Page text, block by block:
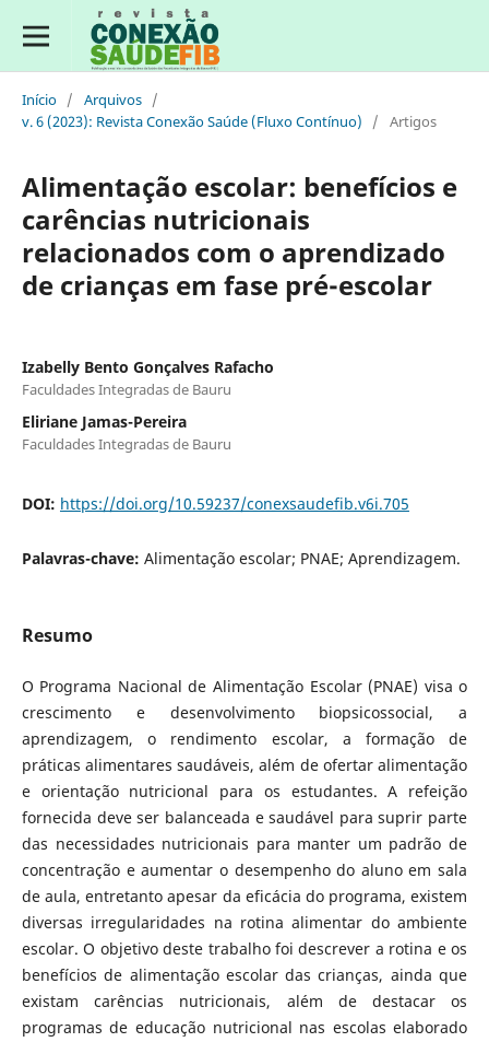
Início / Arquivos /
v. 6 (2023): Revista Conexão Saúde (Fluxo Contínuo)
/ Artigos
Alimentação escolar: benefícios e
carências nutricionais
relacionados com o aprendizado
de crianças em fase pré-escolar
Izabelly Bento Gonçalves Rafacho
Faculdades Integradas de Bauru
Eliriane Jamas-Pereira
Faculdades Integradas de Bauru
DOI: https://doi.org/10.59237/conexsaudefib.v6i.705
Palavras-chave: Alimentação escolar; PNAE; Aprendizagem.
Resumo
O Programa Nacional de Alimentação Escolar (PNAE) visa o
crescimento e desenvolvimento biopsicossocial, a
aprendizagem, o rendimento escolar, a formação de
práticas alimentares saudáveis, além de ofertar alimentação
e orientação nutricional para os estudantes. A refeição
fornecida deve ser balanceada e saudável para suprir parte
das necessidades nutricionais para manter um padrão de
concentração e aumentar o desempenho do aluno em sala
de aula, entretanto apesar da eficácia do programa, existem
diversas irregularidades na rotina alimentar do ambiente
escolar. O objetivo deste trabalho foi descrever a rotina e os
benefícios de alimentação escolar das crianças, ainda que
existam carências nutricionais, além de destacar os
programas de educação nutricional nas escolas elaborado